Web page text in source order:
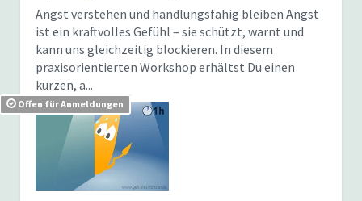
Angst verstehen und handlungsfähig bleiben Angst
ist ein kraftvolles Gefühl – sie schützt, warnt und
kann uns gleichzeitig blockieren. In diesem
praxisorientierten Workshop erhältst Du einen
kurzen, a...
Offen für Anmeldungen